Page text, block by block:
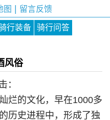
图 留言反馈
行装备
骑行问答
风俗
：
的文化，早在1000多
历史进程中，形成了独